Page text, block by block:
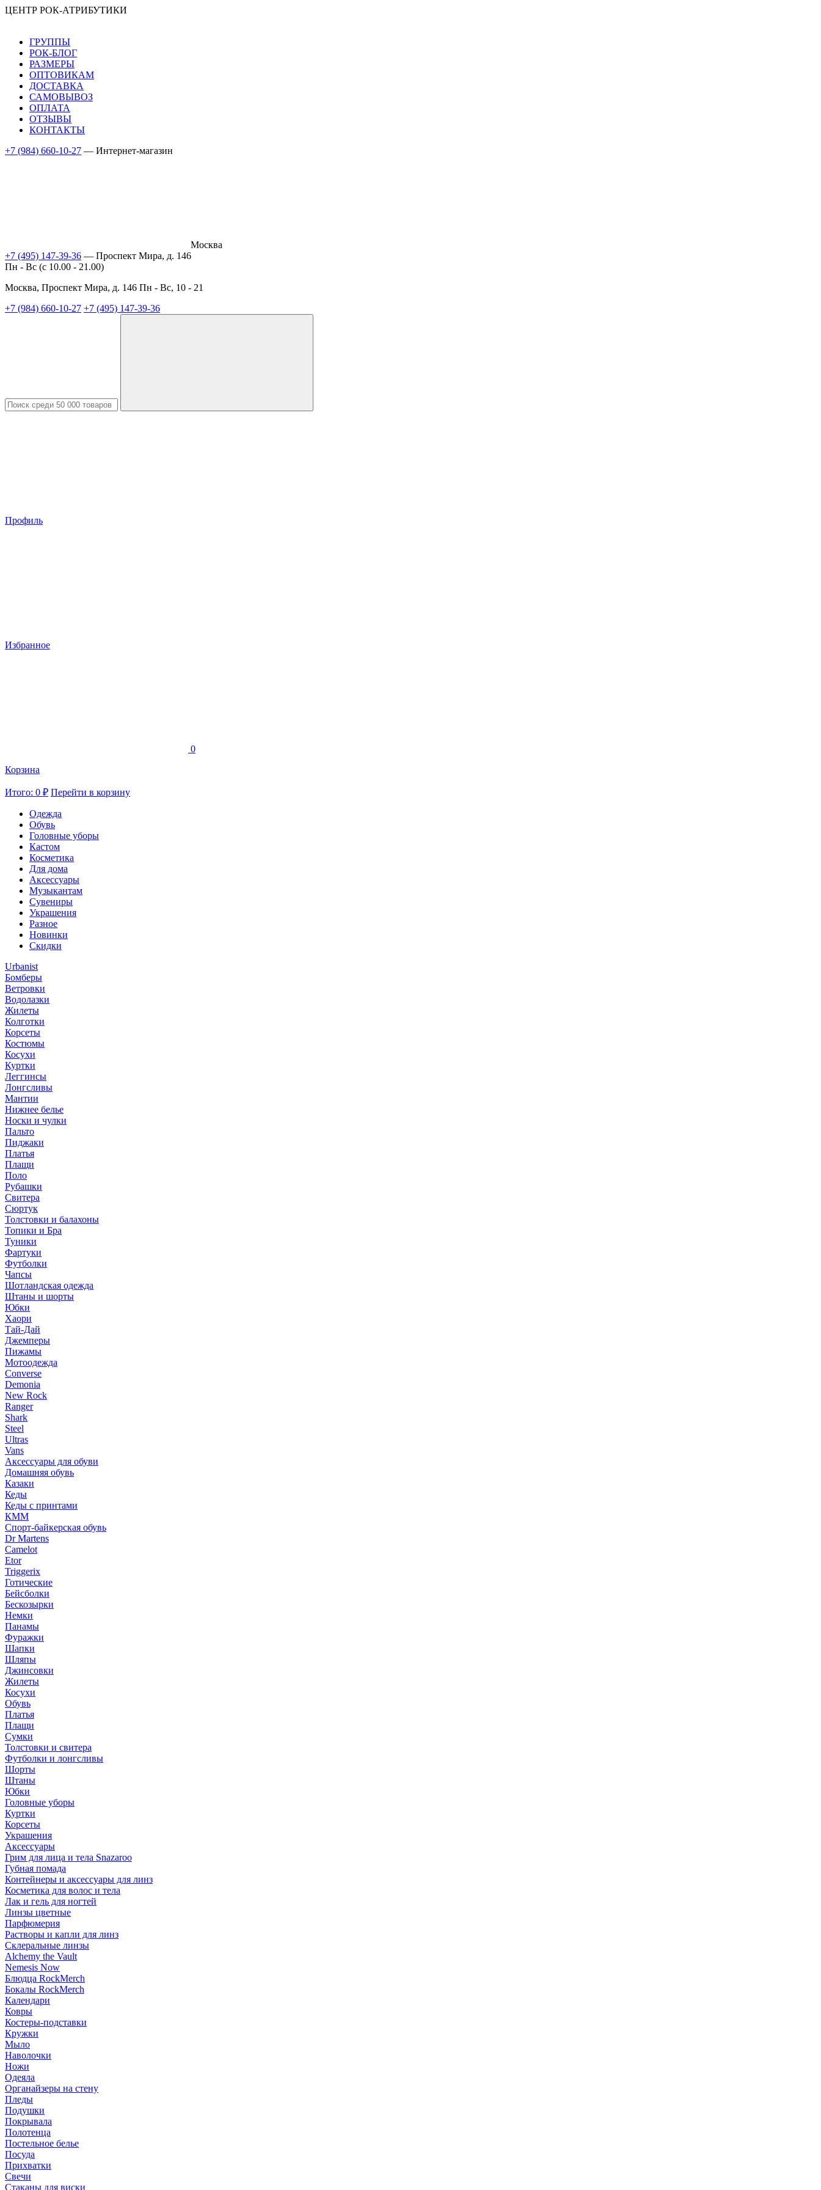
ЦЕНТР РОК-АТРИБУТИКИ
ГРУППЫ
РОК-БЛОГ
РАЗМЕРЫ
ОПТОВИКАМ
ДОСТАВКА
САМОВЫВОЗ
ОПЛАТА
ОТЗЫВЫ
КОНТАКТЫ
+7 (984) 660-10-27 — Интернет-магазин
Москва
+7 (495) 147-39-36 — Проспект Мира, д. 146
Пн - Вс (c 10.00 - 21.00)
Москва, Проспект Мира, д. 146 Пн - Вс, 10 - 21
+7 (984) 660-10-27 +7 (495) 147-39-36
Профиль
Избранное
0
Корзина
Итого: 0 ₽ Перейти в корзину
Одежда
Обувь
Головные уборы
Кастом
Косметика
Для дома
Аксессуары
Музыкантам
Сувениры
Украшения
Разное
Новинки
Скидки
Urbanist
Бомберы
Ветровки
Водолазки
Жилеты
Колготки
Корсеты
Костюмы
Косухи
Куртки
Леггинсы
Лонгсливы
Мантии
Нижнее белье
Носки и чулки
Пальто
Пиджаки
Платья
Плащи
Поло
Рубашки
Свитера
Сюртук
Толстовки и балахоны
Топики и Бра
Туники
Фартуки
Футболки
Чапсы
Шотландская одежда
Штаны и шорты
Юбки
Хаори
Тай-Дай
Джемперы
Пижамы
Мотоодежда
Converse
Demonia
New Rock
Ranger
Shark
Steel
Ultras
Vans
Аксессуары для обуви
Домашняя обувь
Казаки
Кеды
Кеды с принтами
КММ
Спорт-байкерская обувь
Dr Martens
Camelot
Etor
Triggerix
Готические
Бейсболки
Бескозырки
Немки
Панамы
Фуражки
Шапки
Шляпы
Джинсовки
Жилеты
Косухи
Обувь
Платья
Плащи
Сумки
Толстовки и свитера
Футболки и лонгсливы
Шорты
Штаны
Юбки
Головные уборы
Куртки
Корсеты
Украшения
Аксессуары
Грим для лица и тела Snazaroo
Губная помада
Контейнеры и аксессуары для линз
Косметика для волос и тела
Лак и гель для ногтей
Линзы цветные
Парфюмерия
Растворы и капли для линз
Склеральные линзы
Alchemy the Vault
Nemesis Now
Блюдца RockMerch
Бокалы RockMerch
Календари
Ковры
Костеры-подставки
Кружки
Мыло
Наволочки
Ножи
Одеяла
Органайзеры на стену
Пледы
Подушки
Покрывала
Полотенца
Постельное белье
Посуда
Прихватки
Свечи
Стаканы для виски